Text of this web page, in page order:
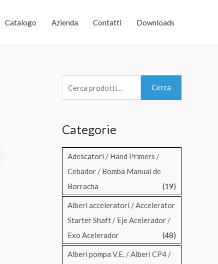
Catalogo Azienda Contatti Downloads
e
c
Cerca
Categorie
Adescatori / Hand Primers /
Cebador / Bomba Manual de
Borracha
(19)
Alberi acceleratori / Accelerator
Starter Shaft / Eje Acelerador /
Exo Acelerador
(48)
Alberi pompa V.E. / Alberi CP4 /